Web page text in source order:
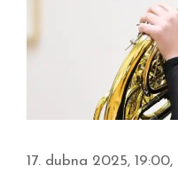
17. dubna 2025,